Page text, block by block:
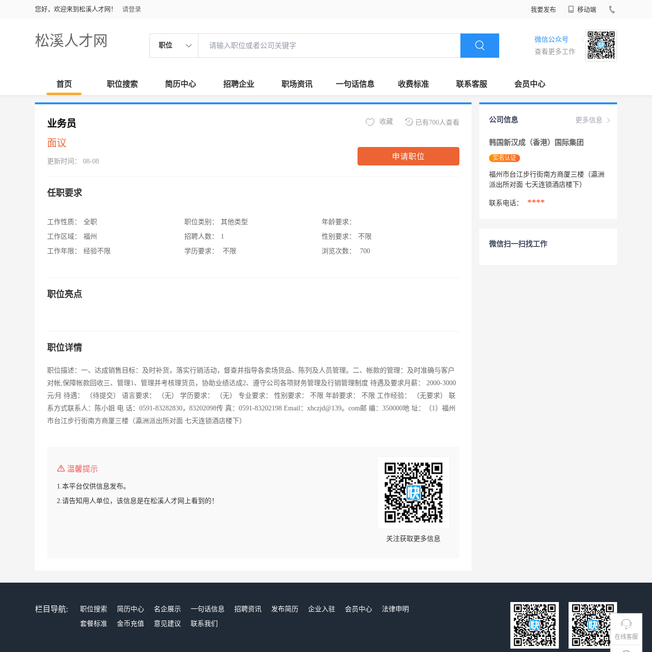
您好，欢迎来到松溪人才网！ 请登录 我要发布 移动端
松溪人才网 职位
微信公众号
查看更多工作
首页 职位搜索 简历中心 招聘企业 职场资讯 一句话信息 收费标准 联系客服 会员中心
在线客服
业务员
面议
更新时间： 08-08
已有700人查看
收藏
申请职位
任职要求
工作性质：
全职
工作区域：
福州
工作年限：
经验不限
职位类别：
其他类型
招聘人数：
1
学历要求：
不限
年龄要求：
性别要求：
不限
浏览次数：
700
职位亮点
职位详情
职位描述：一、达成销售目标：及时补货，落实行销活动，督查并指导各卖场货品、陈列及人员管理。二、帐款的管理：及时准确与客户
对帐,保障帐款回收三、管理1、管理并考核理货员，协助业绩达成2、遵守公司各项财务管理及行销管理制度 待遇及要求月薪： 2000-3000
元∕月 待遇： （待提交） 语言要求： （无） 学历要求： （无） 专业要求： 性别要求： 不限 年龄要求： 不限 工作经验： （无要求） 联
系方式联系人：陈小姐 电 话：0591-83282830，83202098传 真：0591-83202198 Email：xhczjd@139。com邮 编：350000地 址：（1）福州
市台江步行街南方商厦三楼（瀛洲派出所对面 七天连锁酒店楼下）
温馨提示
1.本平台仅供信息发布。
2.请告知用人单位，该信息是在松溪人才网上看到的！
关注获取更多信息
更多信息
公司信息
韩国新汉成（香港）国际集团
实名认证
福州市台江步行街南方商厦三楼（瀛洲
派出所对面 七天连锁酒店楼下）
联系电话： ****
微信扫一扫找工作
栏目导航: 职位搜索 简历中心 名企展示 一句话信息 招聘资讯 发布简历 企业入驻 会员中心
法律申明
套餐标准
金币充值 意见建议 联系我们